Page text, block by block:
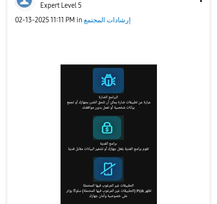
Expert Level 5
‎02-13-202511:11 PM in إرشادات المجتمع